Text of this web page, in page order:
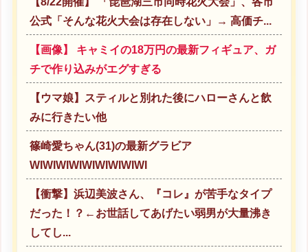
公式「そんな花火大会は存在しない」→ 高価チ...
【画像】 キャミイの18万円の最新フィギュア、ガ
チで作り込みがエグすぎる
【ウマ娘】スティルと別れた後にハローさんと飲
みに行きたい他
篠崎愛ちゃん(31)の最新グラビア
WIWIWIWIWIWIWIWIWI
【衝撃】浜辺美波さん、『コレ』が苦手なタイプ
だった！？←お世話してあげたい弱男が大量沸き
してし...